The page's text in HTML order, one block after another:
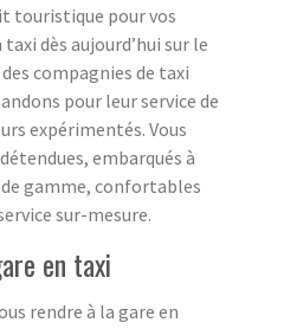
touristique pour vos
taxi dès aujourd’hui sur le
compagnies de taxi
pour leur service de
expérimentés. Vous
embarqués à
gamme, confortables
sur-mesure.
en taxi
rendre à la gare en